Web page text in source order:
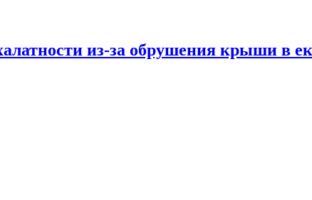
из-за обрушения крыши в